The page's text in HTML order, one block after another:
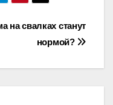
на свалках станут
нормой?